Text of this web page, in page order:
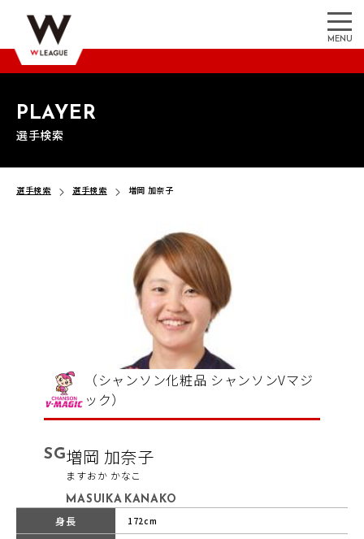
MENU
PLAYER
選手検索
選手検索 選手検索 増岡 加奈子
（シャンソン化粧品 シャンソンVマジ
ック）
SG増岡 加奈子
ますおか かなこ
MASUIKA KANAKO
身長 172cm